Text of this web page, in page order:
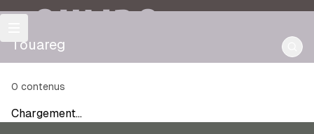
OULIPO
Touareg
0 contenus
Chargement…